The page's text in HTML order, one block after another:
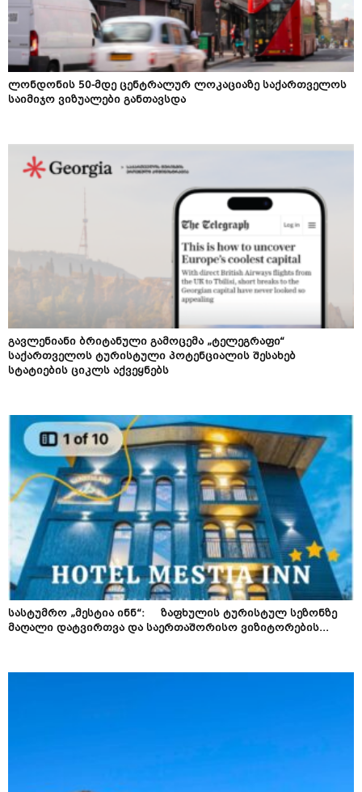
ლონდონის 50-მდე ცენტრალურ ლოკაციაზე საქართველოს
საიმიჯო ვიზუალები განთავსდა
გავლენიანი ბრიტანული გამოცემა „ტელეგრაფი“
საქართველოს ტურისტული პოტენციალის შესახებ
სტატიების ციკლს აქვეყნებს
სასტუმრო „მესტია ინნ“: ზაფხულის ტურისტულ სეზონზე
მაღალი დატვირთვა და საერთაშორისო ვიზიტორების...